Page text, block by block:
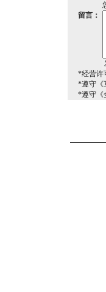
留言：
*经营许
*遵守《
*遵守《